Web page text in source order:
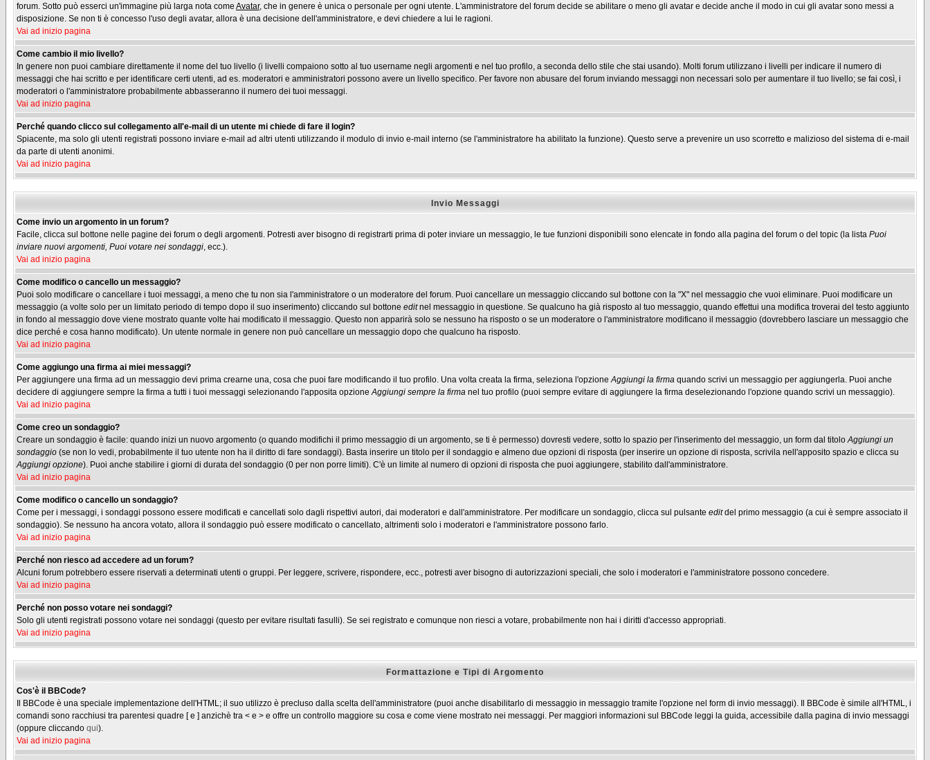
forum. Sotto può esserci un'immagine più larga nota come Avatar, che in genere è unica o personale per ogni utente. L'amministratore del forum decide se abilitare o meno gli avatar e decide anche il modo in cui gli avatar sono messi a
disposizione. Se non ti è concesso l'uso degli avatar, allora è una decisione dell'amministratore, e devi chiedere a lui le ragioni.
Vai ad inizio pagina
Come cambio il mio livello?
In genere non puoi cambiare direttamente il nome del tuo livello (i livelli compaiono sotto al tuo username negli argomenti e nel tuo profilo, a seconda dello stile che stai usando). Molti forum utilizzano i livelli per indicare il numero di
messaggi che hai scritto e per identificare certi utenti, ad es. moderatori e amministratori possono avere un livello specifico. Per favore non abusare del forum inviando messaggi non necessari solo per aumentare il tuo livello; se fai così, i
moderatori o l'amministratore probabilmente abbasseranno il numero dei tuoi messaggi.
Vai ad inizio pagina
Perché quando clicco sul collegamento all'e-mail di un utente mi chiede di fare il login?
Spiacente, ma solo gli utenti registrati possono inviare e-mail ad altri utenti utilizzando il modulo di invio e-mail interno (se l'amministratore ha abilitato la funzione). Questo serve a prevenire un uso scorretto e malizioso del sistema di e-mail
da parte di utenti anonimi.
Vai ad inizio pagina
Invio Messaggi
Come invio un argomento in un forum?
Facile, clicca sul bottone nelle pagine dei forum o degli argomenti. Potresti aver bisogno di registrarti prima di poter inviare un messaggio, le tue funzioni disponibili sono elencate in fondo alla pagina del forum o del topic (la lista Puoi
inviare nuovi argomenti, Puoi votare nei sondaggi, ecc.).
Vai ad inizio pagina
Come modifico o cancello un messaggio?
Puoi solo modificare o cancellare i tuoi messaggi, a meno che tu non sia l'amministratore o un moderatore del forum. Puoi cancellare un messaggio cliccando sul bottone con la "X" nel messaggio che vuoi eliminare. Puoi modificare un
messaggio (a volte solo per un limitato periodo di tempo dopo il suo inserimento) cliccando sul bottone editnel messaggio in questione. Se qualcuno ha già risposto al tuo messaggio, quando effettui una modifica troverai del testo aggiunto
in fondo al messaggio dove viene mostrato quante volte hai modificato il messaggio. Questo non apparirà solo se nessuno ha risposto o se un moderatore o l'amministratore modificano il messaggio (dovrebbero lasciare un messaggio che
dice perché e cosa hanno modificato). Un utente normale in genere non può cancellare un messaggio dopo che qualcuno ha risposto.
Vai ad inizio pagina
Come aggiungo una firma ai miei messaggi?
Per aggiungere una firma ad un messaggio devi prima crearne una, cosa che puoi fare modificando il tuo profilo. Una volta creata la firma, seleziona l'opzioneAggiungi la firma quando scrivi un messaggio per aggiungerla. Puoi anche
decidere di aggiungere sempre la firma a tutti i tuoi messaggi selezionando l'apposita opzioneAggiungi sempre la firma nel tuo profilo (puoi sempre evitare di aggiungere la firma deselezionando l'opzione quando scrivi un messaggio).
Vai ad inizio pagina
Come creo un sondaggio?
Creare un sondaggio è facile: quando inizi un nuovo argomento (o quando modifichi il primo messaggio di un argomento, se ti è permesso) dovresti vedere, sotto lo spazio per l'inserimento del messaggio, un form dal titoloAggiungi un
sondaggio (se non lo vedi, probabilmente il tuo utente non ha il diritto di fare sondaggi). Basta inserire un titolo per il sondaggio e almeno due opzioni di risposta (per inserire un opzione di risposta, scrivila nell'apposito spazio e clicca su
Aggiungi opzione). Puoi anche stabilire i giorni di durata del sondaggio (0 per non porre limiti). C'è un limite al numero di opzioni di risposta che puoi aggiungere, stabilito dall'amministratore.
Vai ad inizio pagina
Come modifico o cancello un sondaggio?
Come per i messaggi, i sondaggi possono essere modificati e cancellati solo dagli rispettivi autori, dai moderatori e dall'amministratore. Per modificare un sondaggio, clicca sul pulsante editdel primo messaggio (a cui è sempre associato il
sondaggio). Se nessuno ha ancora votato, allora il sondaggio può essere modificato o cancellato, altrimenti solo i moderatori e l'amministratore possono farlo.
Vai ad inizio pagina
Perché non riesco ad accedere ad un forum?
Alcuni forum potrebbero essere riservati a determinati utenti o gruppi. Per leggere, scrivere, rispondere, ecc., potresti aver bisogno di autorizzazioni speciali, che solo i moderatori e l'amministratore possono concedere.
Vai ad inizio pagina
Perché non posso votare nei sondaggi?
Solo gli utenti registrati possono votare nei sondaggi (questo per evitare risultati fasulli). Se sei registrato e comunque non riesci a votare, probabilmente non hai i diritti d'accesso appropriati.
Vai ad inizio pagina
Formattazione e Tipi di Argomento
Cos'è il BBCode?
Il BBCode è una speciale implementazione dell'HTML; il suo utilizzo è precluso dalla scelta dell'amministratore (puoi anche disabilitarlo di messaggio in messaggio tramite l'opzione nel form di invio messaggi). Il BBCode è simile all'HTML, i
comandi sono racchiusi tra parentesi quadre [ e ] anzichè tra < e > e offre un controllo maggiore su cosa e come viene mostrato nei messaggi. Per maggiori informazioni sul BBCode leggi la guida, accessibile dalla pagina di invio messaggi
(oppure cliccando qui).
Vai ad inizio pagina